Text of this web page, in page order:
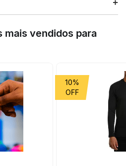
oferece liberdade de
Montanha
mais vendidos para
10%